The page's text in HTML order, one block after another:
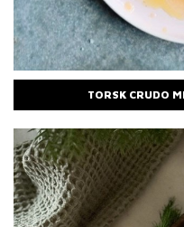
TORSK CRUDO